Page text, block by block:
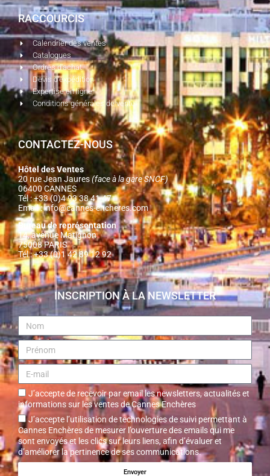
RACCOURCIS
Calendrier des ventes
Catalogues
Ordres d'achat
Devis d'expédition
Expertise en ligne
Conditions générales de vente
CONTACTEZ-NOUS
Hôtel des Ventes
20 rue Jean Jaures(face à la gare SNCF)
06400 CANNES
Tél : +33 (0)4 93 38 41 47
Email :info@cannes-encheres.com
Bureau de représentation
14, avenue Matignon
75008 PARIS
Tél : +33 (0)1 42 89 12 92
INSCRIPTION À LA NEWSLETTER
J’accepte de recevoir par email les newsletters, actualités et
informations sur les ventes de Cannes Enchères
J’accepte l’utilisation de technologies de suivi permettant à
Cannes Enchères de mesurer l’ouverture des emails qui me
sont envoyés et les clics sur leurs liens, afin d’évaluer et
d’améliorer la pertinence de ses communications.
Envoyer